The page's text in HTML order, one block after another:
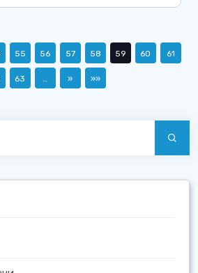
55 56 57 58 59 60 61
63 … » »»